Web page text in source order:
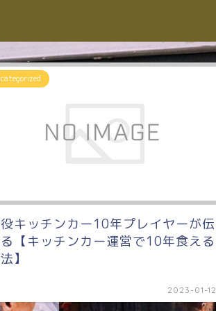
キッチンカー10年プレイヤーが伝
【キッチンカー運営で10年食える
】
2023-01-12